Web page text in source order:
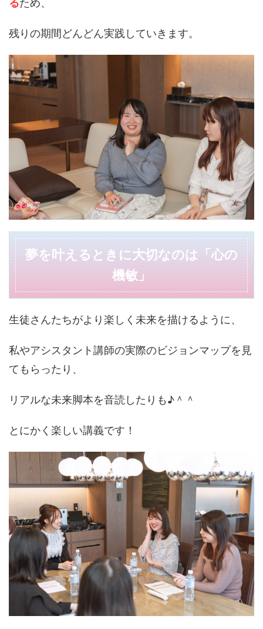
るため、
残りの期間どんどん実践していきます。
夢を叶えるときに大切なのは「心の
機敏」
生徒さんたちがより楽しく未来を描けるように、
私やアシスタント講師の実際のビジョンマップを見
てもらったり、
リアルな未来脚本を音読したりも♪＾＾
とにかく楽しい講義です！